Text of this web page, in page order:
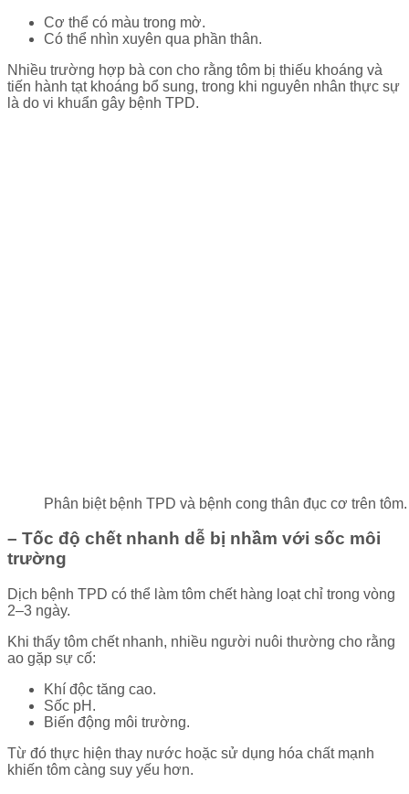
Cơ thể có màu trong mờ.
Có thể nhìn xuyên qua phần thân.
Nhiều trường hợp bà con cho rằng tôm bị thiếu khoáng và
tiến hành tạt khoáng bổ sung, trong khi nguyên nhân thực sự
là do vi khuẩn gây bệnh TPD.
Phân biệt bệnh TPD và bệnh cong thân đục cơ trên tôm.
– Tốc độ chết nhanh dễ bị nhầm với sốc môi
trường
Dịch bệnh TPD có thể làm tôm chết hàng loạt chỉ trong vòng
2–3 ngày.
Khi thấy tôm chết nhanh, nhiều người nuôi thường cho rằng
ao gặp sự cố:
Khí độc tăng cao.
Sốc pH.
Biến động môi trường.
Từ đó thực hiện thay nước hoặc sử dụng hóa chất mạnh
khiến tôm càng suy yếu hơn.